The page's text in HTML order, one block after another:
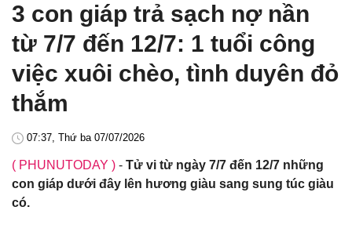
3 con giáp trả sạch nợ nần
từ 7/7 đến 12/7: 1 tuổi công
việc xuôi chèo, tình duyên đỏ
thắm
07:37, Thứ ba 07/07/2026
( PHUNUTODAY ) - Tử vi từ ngày 7/7 đến 12/7 những
con giáp dưới đây lên hương giàu sang sung túc giàu
có.